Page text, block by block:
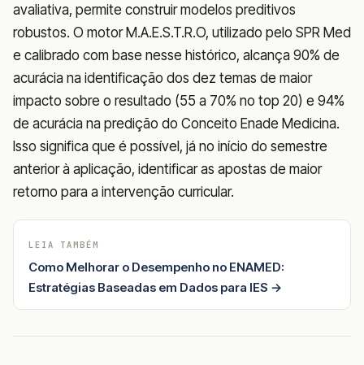
avaliativa, permite construir modelos preditivos
robustos. O motor M.A.E.S.T.R.O, utilizado pelo SPR Med
e calibrado com base nesse histórico, alcança 90% de
acurácia na identificação dos dez temas de maior
impacto sobre o resultado (55 a 70% no top 20) e 94%
de acurácia na predição do Conceito Enade Medicina.
Isso significa que é possível, já no início do semestre
anterior à aplicação, identificar as apostas de maior
retorno para a intervenção curricular.
LEIA TAMBÉM
Como Melhorar o Desempenho no ENAMED:
Estratégias Baseadas em Dados para IES →